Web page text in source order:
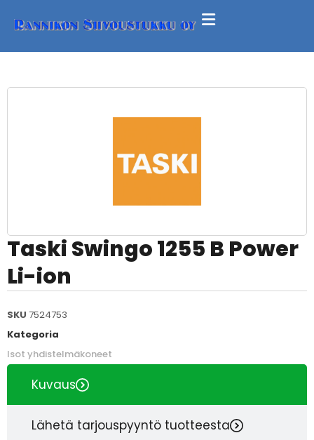
Taski Swingo 1255 B Power
Li-ion
SKU 7524753
Kategoria
Isot yhdistelmäkoneet
Kuvaus
Lähetä tarjouspyyntö tuotteesta